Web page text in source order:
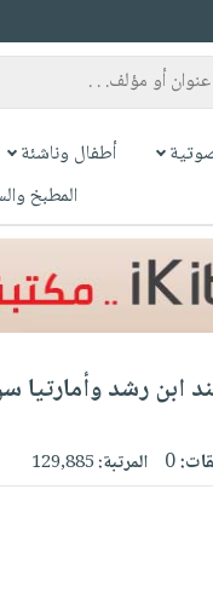
أطفال وناشئة
المطبخ
ابن رشد وأمارتيا
0 المرتبة:129,885